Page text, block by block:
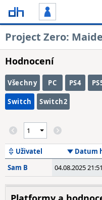
Project Zero:
Hodnocení
Všechny PC PS4
Switch Switch2
Uživatel Datum
Sam B
04.08.2025